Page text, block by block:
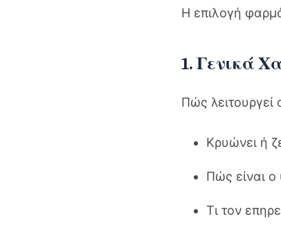
Η επιλογή
1. Γενικά
Πώς λειτουργεί
Κρυώνει ή
Πώς είναι ο
Τι τον